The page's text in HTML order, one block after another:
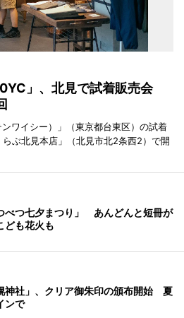
」、北見で試着販売会
ワイシー）」（東京都台東区）の試着
ぶ北見本店」（北見市北2条西2）で開
べつ七夕まつり」 あんどんと短冊が
ども花火も
神社」、クリア御朱印の頒布開始 夏
ンで